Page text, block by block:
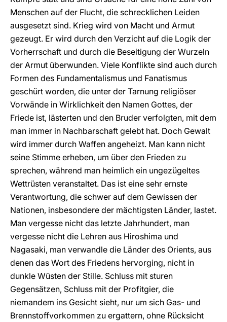
Menschen auf der Flucht, die schrecklichen Leiden
ausgesetzt sind. Krieg wird von Macht und Armut
gezeugt. Er wird durch den Verzicht auf die Logik der
Vorherrschaft und durch die Beseitigung der Wurzeln
der Armut überwunden. Viele Konflikte sind auch durch
Formen des Fundamentalismus und Fanatismus
geschürt worden, die unter der Tarnung religiöser
Vorwände in Wirklichkeit den Namen Gottes, der
Friede ist, lästerten und den Bruder verfolgten, mit dem
man immer in Nachbarschaft gelebt hat. Doch Gewalt
wird immer durch Waffen angeheizt. Man kann nicht
seine Stimme erheben, um über den Frieden zu
sprechen, während man heimlich ein ungezügeltes
Wettrüsten veranstaltet. Das ist eine sehr ernste
Verantwortung, die schwer auf dem Gewissen der
Nationen, insbesondere der mächtigsten Länder, lastet.
Man vergesse nicht das letzte Jahrhundert, man
vergesse nicht die Lehren aus Hiroshima und
Nagasaki, man verwandle die Länder des Orients, aus
denen das Wort des Friedens hervorging, nicht in
dunkle Wüsten der Stille. Schluss mit sturen
Gegensätzen, Schluss mit der Profitgier, die
niemandem ins Gesicht sieht, nur um sich Gas- und
Brennstoffvorkommen zu ergattern, ohne Rücksicht